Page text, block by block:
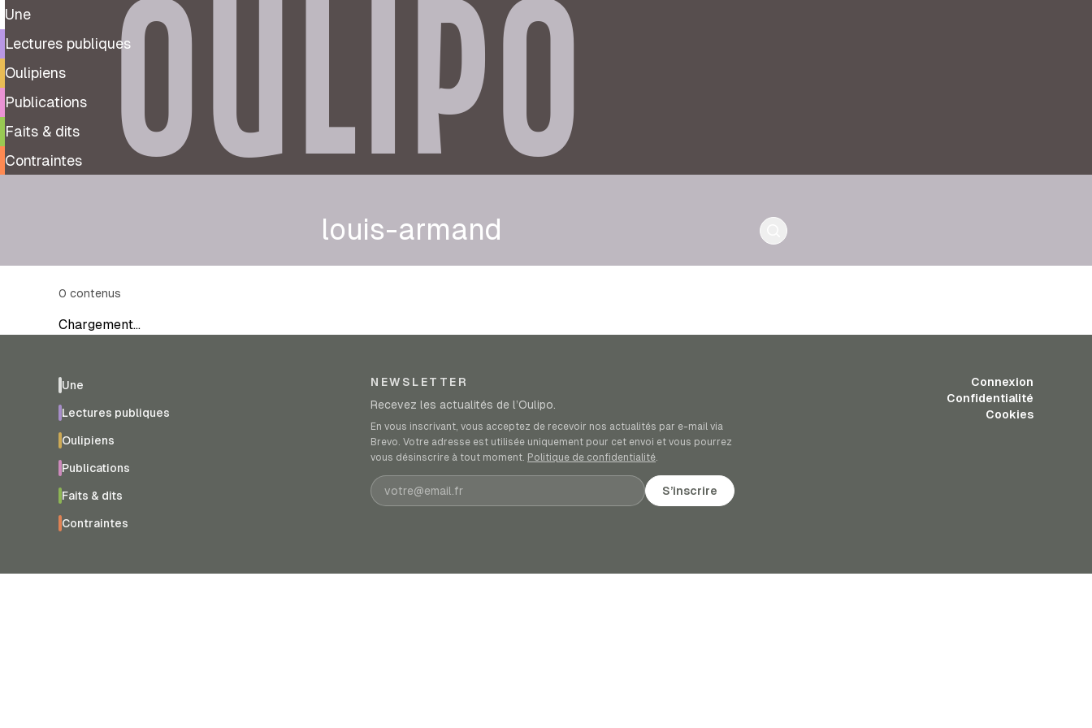
Une
Lectures publiques
Oulipiens
Publications
Faits & dits
Contraintes
OULIPO
louis-armand
0 contenus
Chargement…
Une
Lectures publiques
Oulipiens
Publications
Faits & dits
Contraintes
NEWSLETTER
Recevez les actualités de l’Oulipo.
En vous inscrivant, vous acceptez de recevoir nos actualités par e-mail via
Brevo. Votre adresse est utilisée uniquement pour cet envoi et vous pourrez
vous désinscrire à tout moment. Politique de confidentialité.
Adresse e-mail S’inscrire
Connexion
Confidentialité
Cookies